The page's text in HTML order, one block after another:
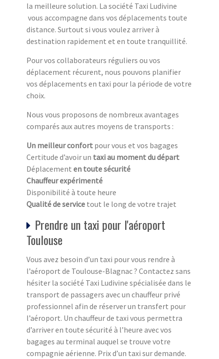
la meilleure solution. La société Taxi Ludivine
vous accompagne dans vos déplacements toute
distance. Surtout si vous voulez arriver à
destination rapidement et en toute tranquillité.
Pour vos collaborateurs réguliers ou vos
déplacement récurent, nous pouvons planifier
vos déplacements en taxi pour la période de votre
choix.
Nous vous proposons de nombreux avantages
comparés aux autres moyens de transports :
Un meilleur confort pour vous et vos bagages
Certitude d’avoir un taxi au moment du départ
Déplacement en toute sécurité
Chauffeur expérimenté
Disponibilité à toute heure
Qualité de service tout le long de votre trajet
Prendre un taxi pour l'aéroport
Toulouse
Vous avez besoin d’un taxi pour vous rendre à
l’aéroport de Toulouse-Blagnac ? Contactez sans
hésiter la société Taxi Ludivine spécialisée dans le
transport de passagers avec un chauffeur privé
professionnel afin de réserver un transfert pour
l’aéroport. Un chauffeur de taxi vous permettra
d’arriver en toute sécurité à l’heure avec vos
bagages au terminal auquel se trouve votre
compagnie aérienne. Prix d’un taxi sur demande.